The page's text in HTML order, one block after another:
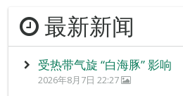
最新新闻
受热带气旋 “白海豚” 影
2026年8月7日 22:27